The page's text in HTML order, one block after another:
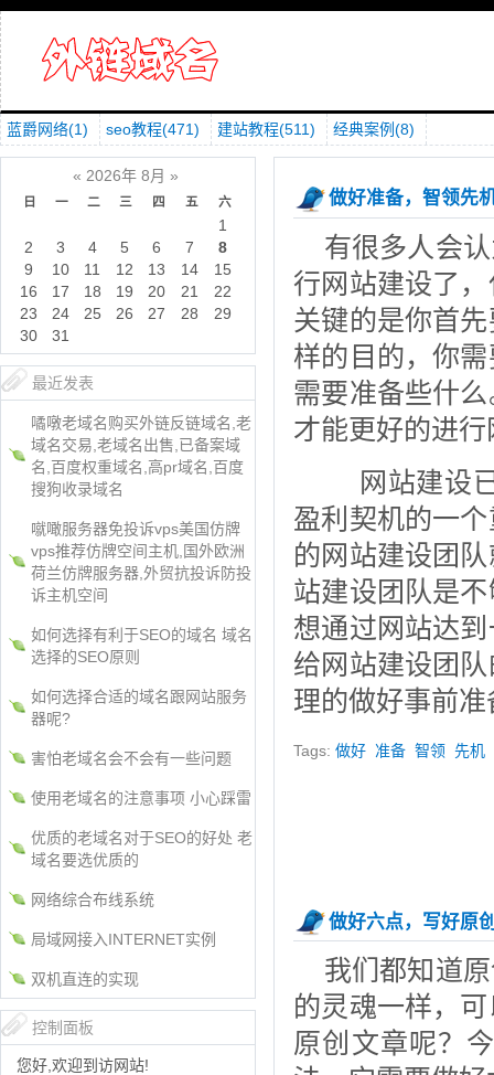
蓝爵网络(1) seo教程(471) 建站教程(511) 经典案例(8)
做好准备，智领先
有很多人会
行网站建设了
关键的是你首
样的目的，你
需要准备些什
才能更好的进
网站建设
盈利契机的一
的网站建设团
站建设团队是
想通过网站达
给网站建设团
理的做好事前
Tags:做好 准备 智领 先机
做好六点，写好原
我们都知道
的灵魂一样，
原创文章呢？
« 2026年 8月 »
日 一 二 三 四 五 六
1
2
3 4 5 6 7
8
9
10 11 12 13 14
15
16
17 18 19 20 21
22
23
24 25 26 27 28
29
30
31
最近发表
噊噋老域名购买外链反链域名,老
域名交易,老域名出售,已备案域
名,百度权重域名,高pr域名,百度
搜狗收录域名
噈噉服务器免投诉vps美国仿牌
vps推荐仿牌空间主机,国外欧洲
荷兰仿牌服务器,外贸抗投诉防投
诉主机空间
如何选择有利于SEO的域名 域名
选择的SEO原则
如何选择合适的域名跟网站服务
器呢?
害怕老域名会不会有一些问题
使用老域名的注意事项 小心踩雷
优质的老域名对于SEO的好处 老
域名要选优质的
网络综合布线系统
局域网接入INTERNET实例
双机直连的实现
控制面板
您好,欢迎到访网站!